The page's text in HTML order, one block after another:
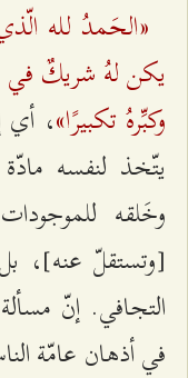
«الحَمدُ لله
يكن لهُ شريكٌ في
وكبِّرهُ تكبيرًا»، أي
يتّخذ لنفسه
وخَلقه
[وتستقلّ عنه]،
التجافي. إنّ
في أذهان عامّة